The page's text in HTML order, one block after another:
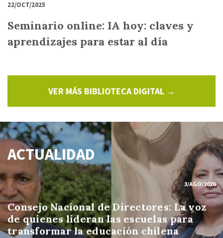
22/OCT/2025
Seminario online: IA hoy: claves y
aprendizajes para estar al día
VER MÁS BIBLIOTECA DIGITAL →
ACTUALIDAD
3/AGO/2026
Consejo Nacional de Directores: La voz
de quienes lideran las escuelas para
transformar la educación chilena